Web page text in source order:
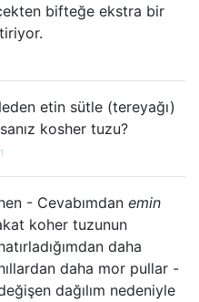
bifteğe ekstra bir
etin sütle (tereyağı)
kosher tuzu?
- Cevabımdan emin
koher tuzunun
daha
daha mor pullar -
dağılım nedeniyle